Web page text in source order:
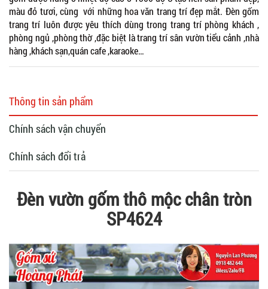
màu đỏ tươi, cùng với những hoa văn trang trí đẹp mắt. Đèn gốm
trang trí luôn được yêu thích dùng trong trang trí phòng khách ,
phòng ngủ ,phòng thờ ,đặc biệt là trang trí sân vườn tiểu cảnh ,nhà
hàng ,khách sạn,quán cafe ,karaoke…
Thông tin sản phẩm
Chính sách vận chuyển
Chính sách đổi trả
Đèn vườn gốm thô mộc chân tròn
SP4624